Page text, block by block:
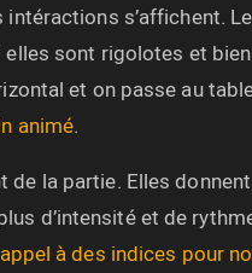
s’affichent.
sont rigolotes et
et on passe au
animé.
la partie. Elles
d’intensité et de
à des indices pour